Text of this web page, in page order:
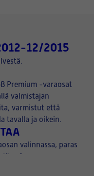
12/2015
Premium -varaosat
valmistajan
varmistut että
tavalla ja oikein.
valinnassa, paras
kuva
sekä halutusta